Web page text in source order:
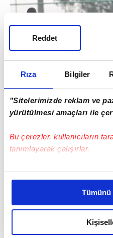
Rıza Bilgiler
"Sitelerimizde reklam ve
yürütülmesi amaçları ile
Bu çerezler, kullanıcıların
tanımlayarak çalışırlar.
Bu çerezlere izin vermeniz
daha iyi reklam deneyimi
amacımızın size daha iyi
olduğunu ve sizlere en iyi
elimizden gelen çabayı
Tümünü
Reddet